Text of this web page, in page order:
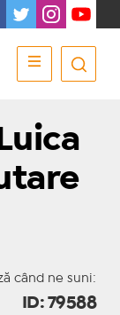
când ne suni:
ID: 79588